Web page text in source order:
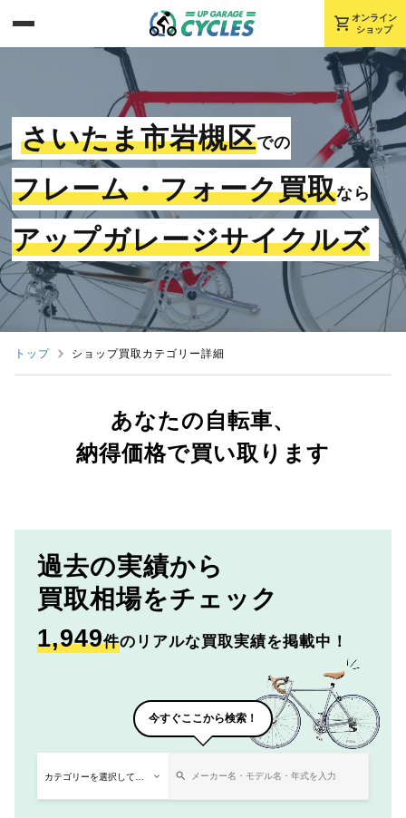
shopping_cart オンライン
ショップ
さいたま市岩槻区での
フレーム・フォーク買取なら
アップガレージサイクルズ
トップ ショップ買取カテゴリー詳細
あなたの自転車、
納得価格で買い取ります
過去の実績から
買取相場をチェック
1,949件のリアルな買取実績を掲載中！
今すぐここから検索！